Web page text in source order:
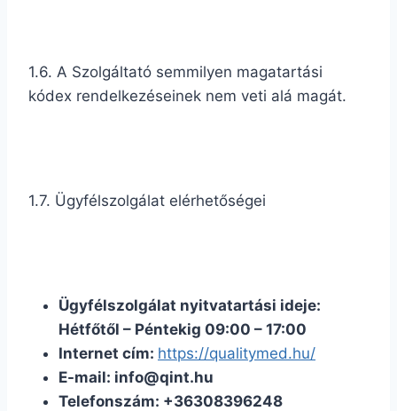
1.6. A Szolgáltató semmilyen magatartási
kódex rendelkezéseinek nem veti alá magát.
1.7. Ügyfélszolgálat elérhetőségei
Ügyfélszolgálat nyitvatartási ideje:
Hétfőtől – Péntekig 09:00 – 17:00
Internet cím: https://qualitymed.hu/
E-mail: info@qint.hu
Telefonszám: +36308396248